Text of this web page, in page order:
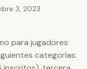
3, 2023
para jugadores
categorías: